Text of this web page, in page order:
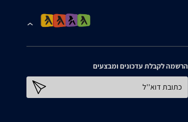
הרשמה לקבלת עדכונים ומבצעים
כתובת דוא''ל